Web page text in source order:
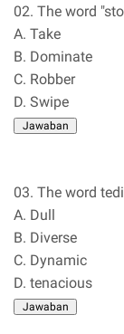
02. The word
A. Take
B. Dominate
C. Robber
D. Swipe
03. The word
A. Dull
B. Diverse
C. Dynamic
D. tenacious